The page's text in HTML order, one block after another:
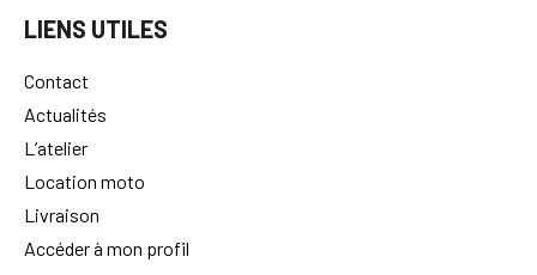
Contact
Actualités
L’atelier
Location moto
Livraison